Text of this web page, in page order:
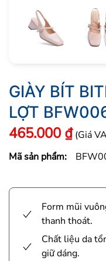
GIÀY BÍT
LỢT
465.000 ₫ (Giá
Mã sản phẩm:
Form mũi
thanh thoát.
Chất liệu da
giữ dáng.